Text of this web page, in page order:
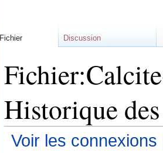
Historique
Voir les
Fichier Discussion